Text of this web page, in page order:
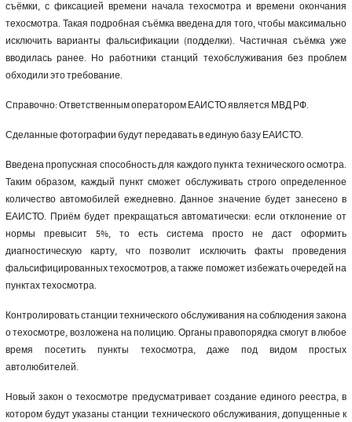
съёмки, с фиксацией времени начала техосмотра и времени окончания
техосмотра. Такая подробная съёмка введена для того, чтобы максимально
исключить варианты фальсификации (подделки). Частичная съёмка уже
вводилась ранее. Но работники станций техобслуживания без проблем
обходили это требование.
Справочно: Ответственным оператором ЕАИСТО является МВД РФ.
Сделанные фотографии будут передавать в единую базу ЕАИСТО.
Введена пропускная способность для каждого пункта технического осмотра.
Таким образом, каждый пункт сможет обслуживать строго определенное
количество автомобилей ежедневно. Данное значение будет занесено в
ЕАИСТО. Приём будет прекращаться автоматически: если отклонение от
нормы превысит 5%, то есть система просто не даст оформить
диагностическую карту, что позволит исключить факты проведения
фальсифицированных техосмотров, а также поможет избежать очередей на
пунктах техосмотра.
Контролировать станции технического обслуживания на соблюдения закона
о техосмотре, возложена на полицию. Органы правопорядка смогут в любое
время посетить пункты техосмотра, даже под видом простых
автолюбителей.
Новый закон о техосмотре предусматривает создание единого реестра, в
котором будут указаны станции технического обслуживания, допущенные к